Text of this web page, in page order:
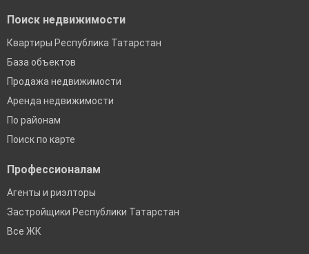
Поиск недвижимости
Квартиры Республика Татарстан
База объектов
Продажа недвижимости
Аренда недвижимости
По районам
Поиск по карте
Профессионалам
Агенты и риэлторы
Застройщики Республики Татарстан
Все ЖК